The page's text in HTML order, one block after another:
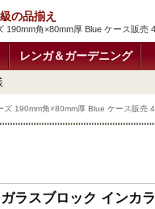
190mm角×80mm厚 Blue ケース販
の品揃え
レンガ＆ガーデニング
ズ 190mm角×80mm厚 Blue ケース販売
ガラスブロック インカ